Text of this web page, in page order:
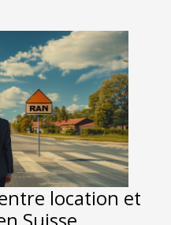
location et